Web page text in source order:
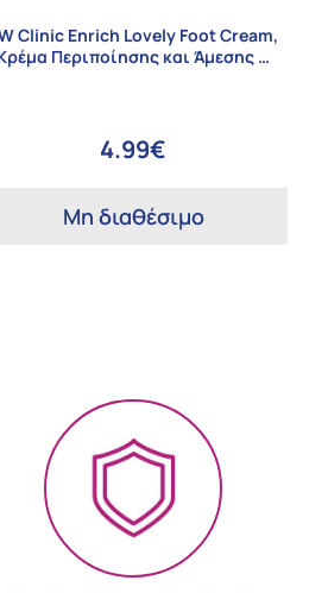
Clinic Enrich Lovely Foot Cream,
Περιποίησης και Άμεσης …
4.99€
Μη διαθέσιμο